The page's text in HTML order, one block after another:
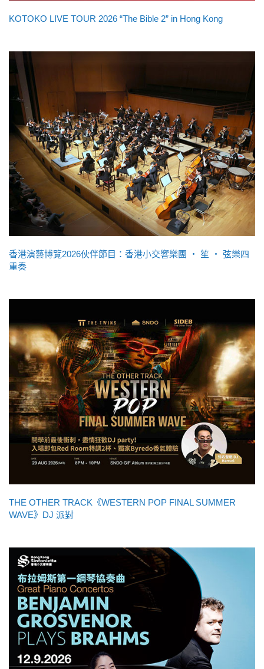
KOTOKO LIVE TOUR 2026 “The Bible 2” in Hong Kong
香港演藝博覽2026伙伴節目：香港小交響樂團 ‧ 笙 ‧ 弦樂四
重奏
THE OTHER TRACK《WESTERN POP FINAL SUMMER
WAVE》DJ 派對